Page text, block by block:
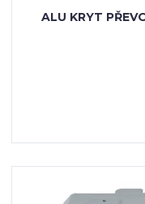
ALU KRYT